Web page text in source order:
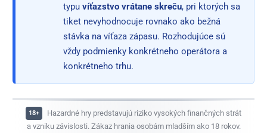
typu víťazstvo vrátane skreču, pri ktorých sa
tiket nevyhodnocuje rovnako ako bežná
stávka na víťaza zápasu. Rozhodujúce sú
vždy podmienky konkrétneho operátora a
konkrétneho trhu.
Hazardné hry predstavujú riziko vysokých finančných strát
a vzniku závislosti. Zákaz hrania osobám mladším ako 18 rokov.